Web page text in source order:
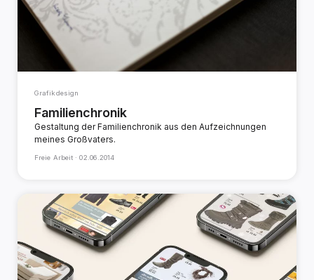
Grafikdesign
Familienchronik
Gestaltung der Familienchronik aus den Aufzeichnungen
meines Großvaters.
Freie Arbeit ·02.06.2014